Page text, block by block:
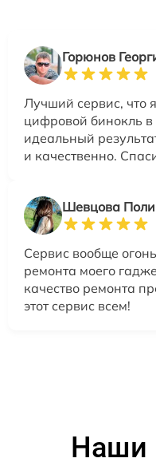
Горюнов
Лучший сервис, что
цифровой бинокль в
идеальный
и качественно.
Шевцова
Сервис вообще
ремонта моего
качество ремонта
этот сервис всем!
Наши